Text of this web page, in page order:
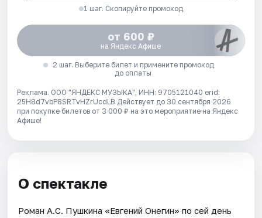
1 шаг. Скопируйте промокод
от 600 ₽
на Яндекс Афише
2 шаг. Выберите билет и примените промокод
до оплаты
Реклама. ООО "ЯНДЕКС МУЗЫКА", ИНН: 9705121040 erid:
25H8d7vbP8SRTvHZrUcdLB Действует до 30 сентября 2026
при покупке билетов от 3 000 ₽ на это мероприятие на Яндекс
Афише!
О спектакле
Роман А.С. Пушкина «Евгений Онегин» по сей день